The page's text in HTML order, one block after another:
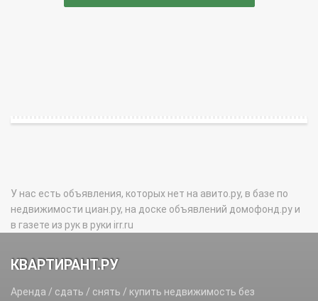
У нас есть объявления, которых нет на авито.ру, в базе по
недвижимости циан.ру, на доске объявлений домофонд.ру и
в газете из рук в руки irr.ru
КВАРТИРАНТ.РУ
Аренда / сдать / снять / купить недвижимость без